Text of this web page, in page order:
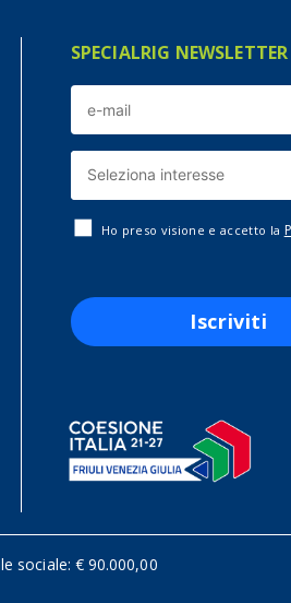
SPECIALRIG NEWSLETTER
Ho preso visione e accetto la
Iscriviti
sociale: € 90.000,00